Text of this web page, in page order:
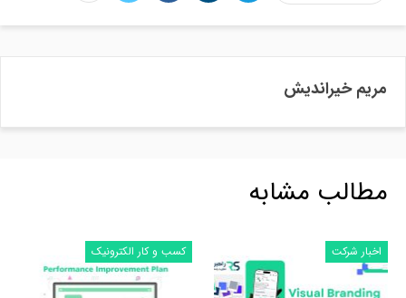
مریم خیراندیش
مطالب مشابه
اخبار شرکت کسب و کار الکترونیک